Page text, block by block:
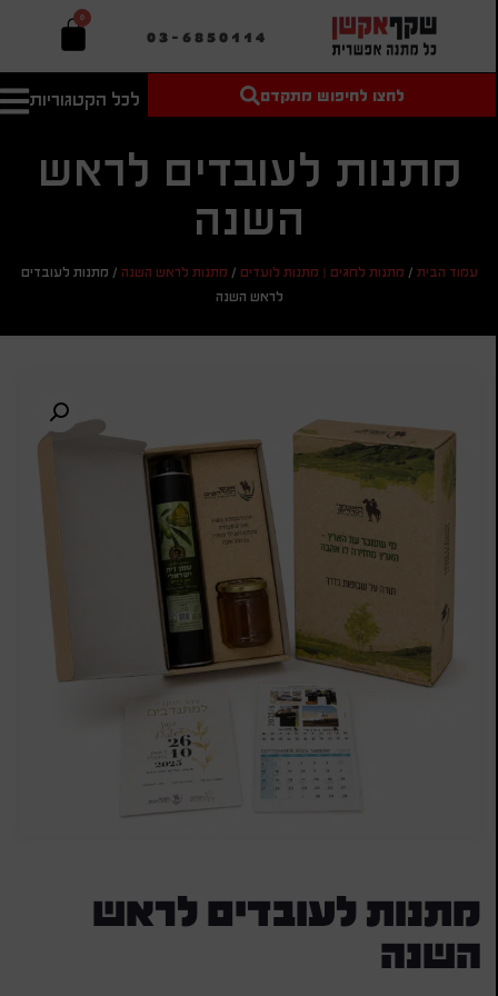
03-6850114
0
לכל הקטגוריות
טקסט חופשי
מחיר מיני'
אישית
לחצו לחיפוש מתקדם
מתנות לעובדים לראש
השנה
עמוד הבית/ מתנות לחגים | מתנות לועדים/ מתנות לראש השנה/ מתנות לעובדים
לראש השנה
מתנות לעובדים לראש
השנה